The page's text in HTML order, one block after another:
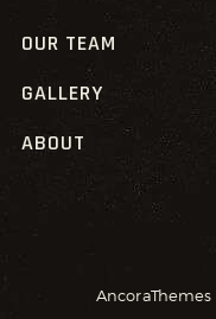
OUR TEAM
GALLERY
ABOUT
AncoraThemes